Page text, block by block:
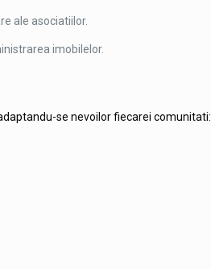
ale asociatiilor.
imobilelor.
se nevoilor fiecarei comunitati: